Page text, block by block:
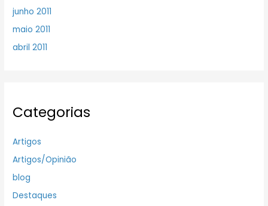
junho 2011
maio 2011
abril 2011
Categorias
Artigos
Artigos/Opinião
blog
Destaques